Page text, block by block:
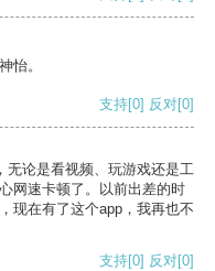
怡。
支持[0] 反对[0]
无论是看视频、玩游戏还是工
网速卡顿了。以前出差的时
现在有了这个app，我再也不
支持[0] 反对[0]